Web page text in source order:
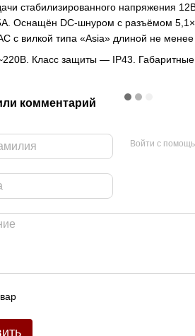
стабилизированного напряжения
Оснащён DC-шнуром с разъёмом
с вилкой типа «Asia» длиной не менее
Класс защиты — IP43.
комментарий
Войти с